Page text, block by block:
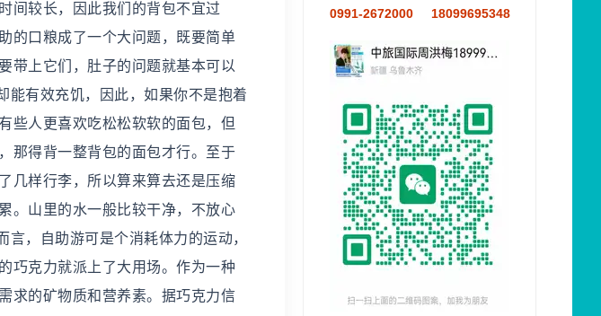
间较长，因此我们的背包不宜过
的口粮成了一个大问题，既要简单
带上它们，肚子的问题就基本可以
能有效充饥，因此，如果你不是抱着
些人更喜欢吃松松软软的面包，但
那得背一整背包的面包才行。至于
几样行李，所以算来算去还是压缩
。山里的水一般比较干净，不放心
，自助游可是个消耗体力的运动，
巧克力就派上了大用场。作为一种
求的矿物质和营养素。据巧克力信
0991-2672000 18099695348